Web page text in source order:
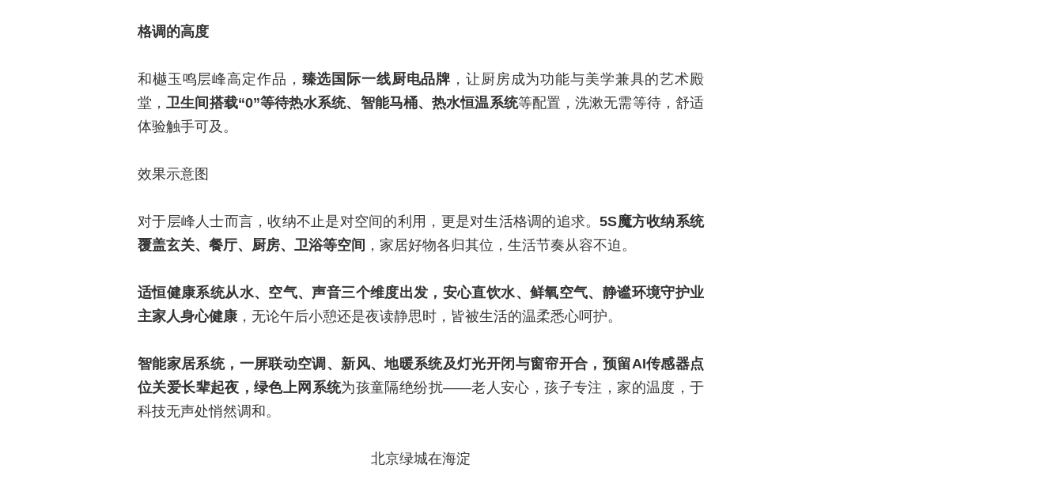
格调的高度
和樾玉鸣层峰高定作品， 臻选国际一线厨电品牌 ，让厨房成为功能与美学兼具的艺术殿
堂，卫生间搭载“0”等待热水系统、智能马桶、热水恒温系统等配置，洗漱无需等待，舒适
体验触手可及。
效果示意图
对于层峰人士而言，收纳不止是对空间的利用，更是对生活格调的追求。5S魔方收纳系统
覆盖玄关、餐厅、厨房、卫浴等空间 ，家居好物各归其位，生活节奏从容不迫。
适恒健康系统从水、空气、声音三个维度出发，安心直饮水、鲜氧空气、静谧环境守护业
主家人身心健康，无论午后小憩还是夜读静思时，皆被生活的温柔悉心呵护。
智能家居系统，一屏联动空调、新风、地暖系统及灯光开闭与窗帘开合，预留AI传感器点
位关爱长辈起夜，绿色上网系统为孩童隔绝纷扰——老人安心，孩子专注，家的温度，于
科技无声处悄然调和。
北京绿城在海淀